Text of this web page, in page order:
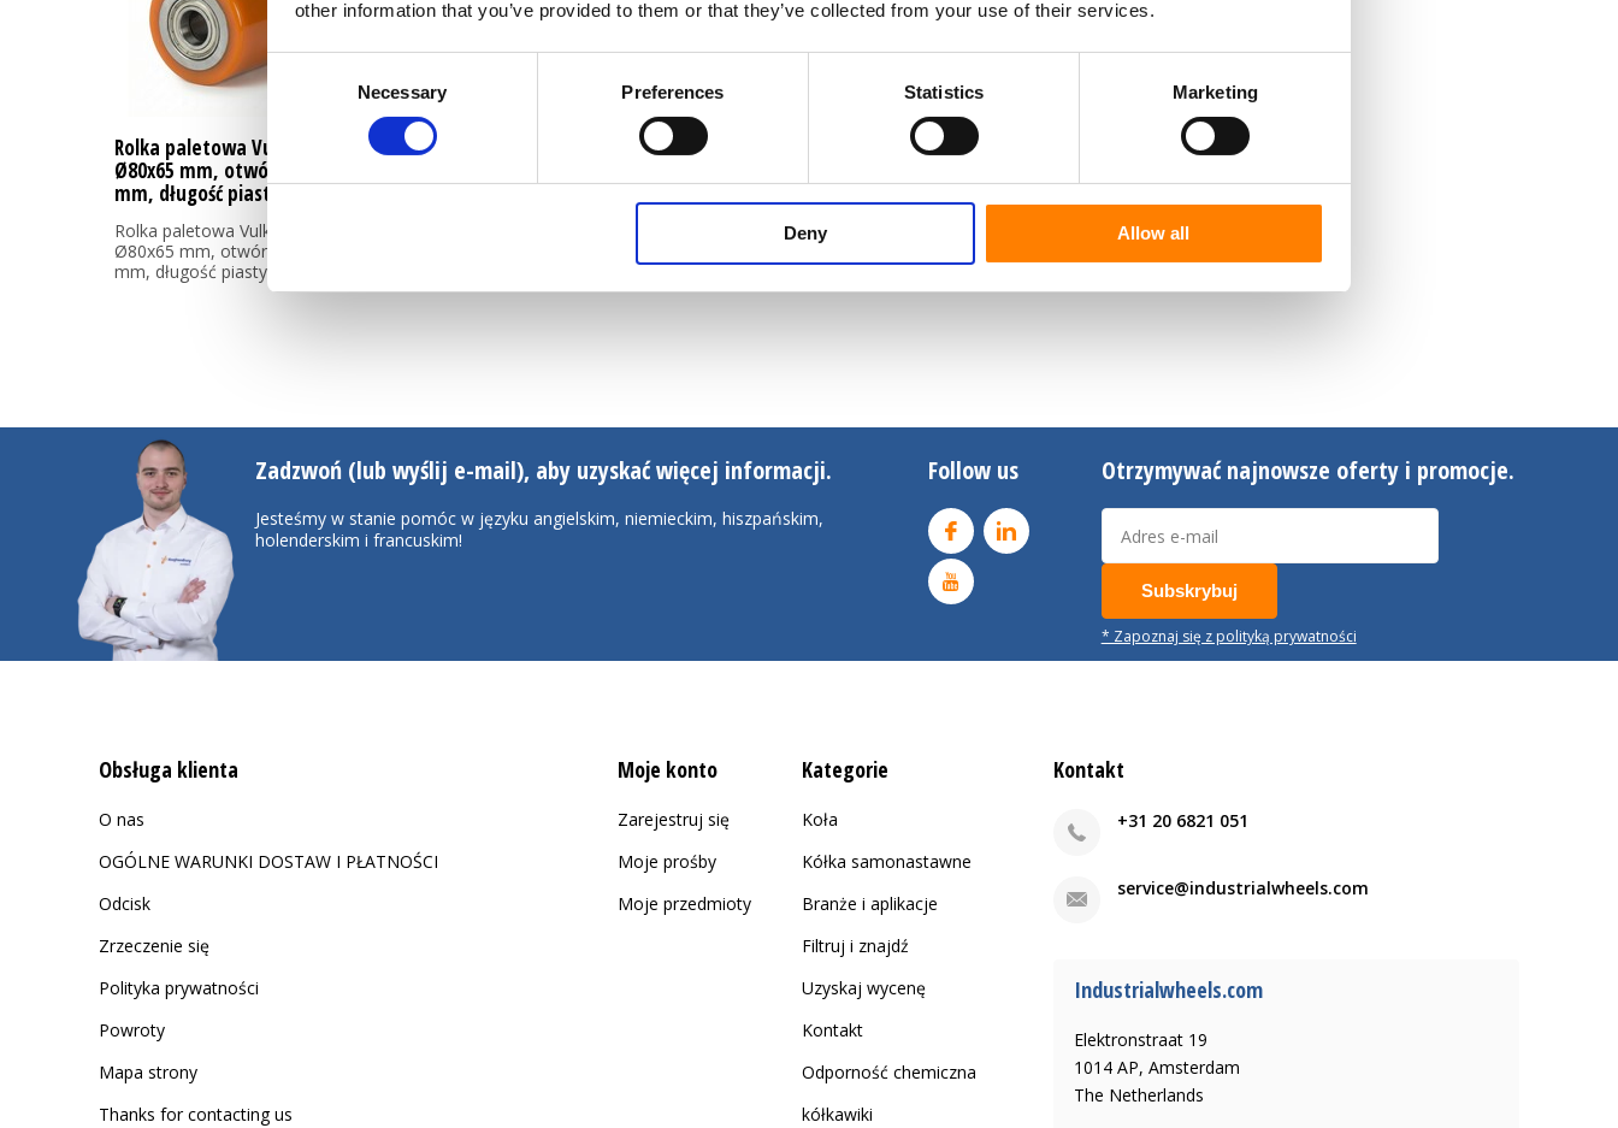
other information that you’ve provided to them or that they’ve collected from your use of their services.
Consent
Necessary Preferences Statistics Marketing
Deny Allow all
Rolka paletowa Vulkollan
Ø80x65 mm, otwór na oś: 25
mm, długość piasty: 63 mm
Rolka paletowa Vulkollan
Ø80x65 mm, otwór na oś: 25
mm, długość piasty: 63 mm
Zadzwoń (lub wyślij e-mail), aby uzyskać więcej informacji.
Jesteśmy w stanie pomóc w języku angielskim, niemieckim, hiszpańskim,
holenderskim i francuskim!
Follow us Otrzymywać najnowsze oferty i promocje.
Subskrybuj
* Zapoznaj się z polityką prywatności
Obsługa klienta
O nas
OGÓLNE WARUNKI DOSTAW I PŁATNOŚCI
Odcisk
Zrzeczenie się
Polityka prywatności
Powroty
Mapa strony
Thanks for contacting us
Moje konto
Zarejestruj się
Moje prośby
Moje przedmioty
Kategorie
Koła
Kółka samonastawne
Branże i aplikacje
Filtruj i znajdź
Uzyskaj wycenę
Kontakt
Odporność chemiczna
kółkawiki
Kontakt
+31 20 6821 051
service@industrialwheels.com
Industrialwheels.com
Elektronstraat 19
1014 AP, Amsterdam
The Netherlands